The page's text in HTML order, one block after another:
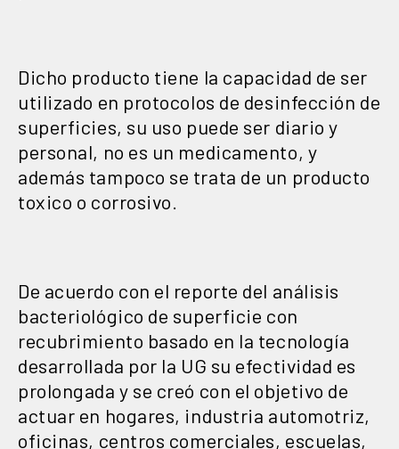
Dicho producto tiene la capacidad de ser
utilizado en protocolos de desinfección de
superficies, su uso puede ser diario y
personal, no es un medicamento, y
además tampoco se trata de un producto
toxico o corrosivo.
De acuerdo con el reporte del análisis
bacteriológico de superficie con
recubrimiento basado en la tecnología
desarrollada por la UG su efectividad es
prolongada y se creó con el objetivo de
actuar en hogares, industria automotriz,
oficinas, centros comerciales, escuelas,